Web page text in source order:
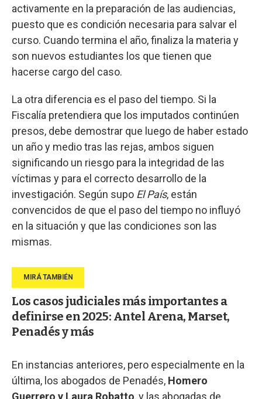
activamente en la preparación de las audiencias,
puesto que es condición necesaria para salvar el
curso. Cuando termina el año, finaliza la materia y
son nuevos estudiantes los que tienen que
hacerse cargo del caso.
La otra diferencia es el paso del tiempo. Si la
Fiscalía pretendiera que los imputados continúen
presos, debe demostrar que luego de haber estado
un año y medio tras las rejas, ambos siguen
significando un riesgo para la integridad de las
víctimas y para el correcto desarrollo de la
investigación. Según supo El País, están
convencidos de que el paso del tiempo no influyó
en la situación y que las condiciones son las
mismas.
Los casos judiciales más importantes a
definirse en 2025: Antel Arena, Marset,
Penadés y más
En instancias anteriores, pero especialmente en la
última, los abogados de Penadés, Homero
Guerrero y Laura Robatto, y las abogadas de